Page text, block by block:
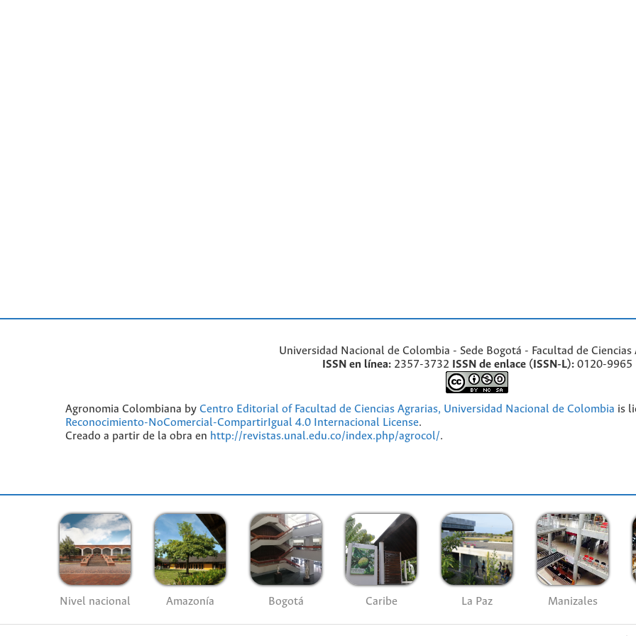
Universidad Nacional de Colombia - Sede Bogotá - Facultad de Ciencias
ISSN en línea:2357-3732 ISSN de enlace (ISSN-L):0120-9965
Agronomia Colombiana by Centro Editorial of Facultad de Ciencias Agrarias, Universidad Nacional de Colombia is
Reconocimiento-NoComercial-CompartirIgual 4.0 Internacional License.
Creado a partir de la obra en http://revistas.unal.edu.co/index.php/agrocol/.
Nivel nacional Amazonía Bogotá Caribe La Paz Manizales